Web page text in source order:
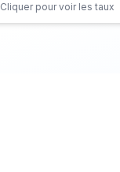
Cliquer pour voir les taux